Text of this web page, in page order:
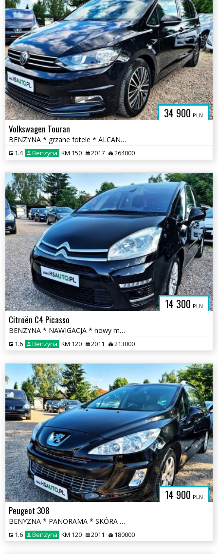
34 900 PLN
Volkswagen Touran
BENZYNA * grzane fotele * ALCANTARA * nawigacja * OKAZJA
1.4 Benzyna KM 150 2017 264000
14 300 PLN
Citroën C4 Picasso
BENZYNA * NAWIGACJA * nowy model * super * okazja * polecamy
1.6 Benzyna KM 120 2011 213000
14 900 PLN
Peugeot 308
BENYZNA * PANORAMA * SKÓRA * nawigacja * niski przebieg * OKAZJA
1.6 Benzyna KM 120 2011 180000